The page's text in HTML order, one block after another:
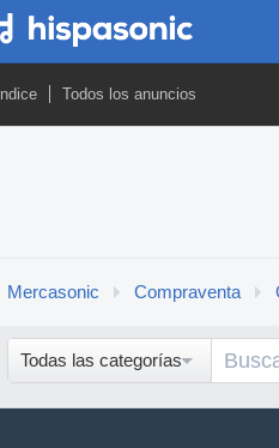
Índice Todos los anuncios
Mercasonic Compraventa
Todas las categorías